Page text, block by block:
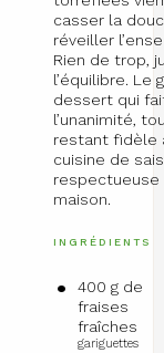
casser la
réveiller
Rien de trop,
l’équilibre. Le
dessert qui
l’unanimité,
restant fidèle
cuisine de
maison.
INGRÉDIENTS
400 g de
fraises
fraîches
gariguettes